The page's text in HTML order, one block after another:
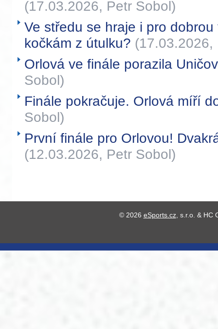
(17.03.2026, Petr Sobol)
Ve středu se hraje i pro
kočkám z útulku? (17.03.2026,
Orlová ve finále porazila
Sobol)
Finále pokračuje. Orlová míří
Sobol)
První finále pro Orlovou!
(12.03.2026, Petr Sobol)
© 2026 eSports.cz, s.r.o. & HC